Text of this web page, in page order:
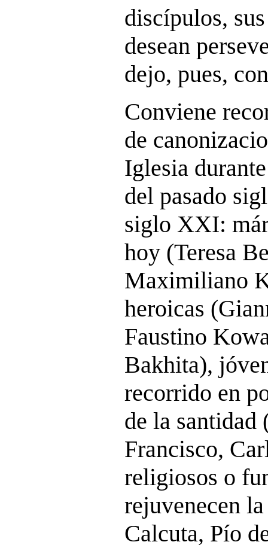
discípulos,
desean
dejo, pues,
Conviene
de
Iglesia
del pasado
siglo XXI:
hoy (Teresa
Maximiliano
heroicas
Faustino
Bakhita),
recorrido en
de la santidad
Francisco,
religiosos o
rejuvenecen
Calcuta, Pío